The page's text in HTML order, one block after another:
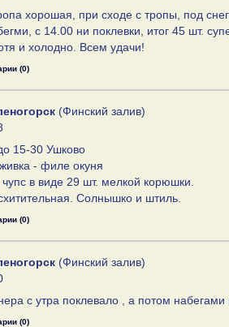
хорошая, при сходе с тропы, под
с 14.00 ни поклевки, итог 45 шт.
и холодно. Всем удачи!
(0)
(Финский залив)
15-30 Ушково
- филе окуня
чупс в виде 29 шт. мелкой корюшки.
Солнышко и штиль.
(0)
(Финский залив)
с утра поклевало , а потом набегами
(0)